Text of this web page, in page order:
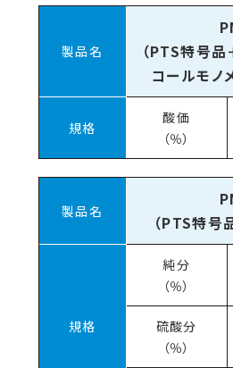
製品名
（PTS特号
コールモノ
規格
酸価
（％）
製品名
（PTS特号
規格
純分
（％）
硫酸分
（％）